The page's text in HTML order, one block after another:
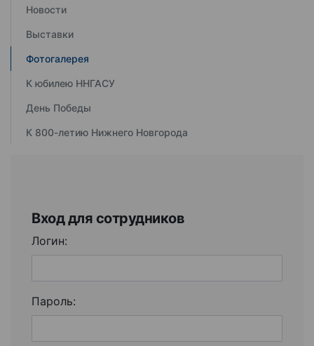
Новости
Выставки
Фотогалерея
К юбилею ННГАСУ
День Победы
К 800-летию Нижнего Новгорода
Вход для сотрудников
Логин:
Пароль: